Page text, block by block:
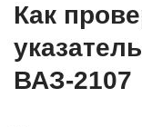
Как
ВАЗ-2107